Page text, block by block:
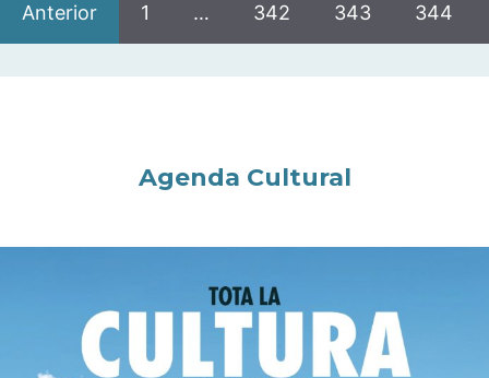
Anterior 1 … 342 343 344
Agenda Cultural